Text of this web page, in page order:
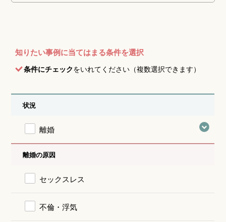
知りたい事例に当てはまる条件を選択
条件にチェックをいれてください（複数選択できます）
状況
離婚
離婚の原因
セックスレス
不倫・浮気